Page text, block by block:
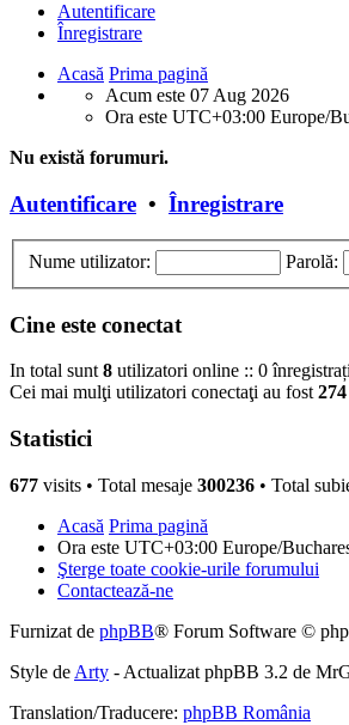
Autentificare
Înregistrare
Acasă Prima pagină
Acum este 07 Aug 2026
Ora este UTC+03:00 Europe/
Nu există forumuri.
Autentificare • Înregistrare
Nume utilizator: Parolă:
Cine este conectat
In total sunt8 utilizatori online :: 0
Cei mai mulţi utilizatori conectaţi au fost274
Statistici
677 visits • Total mesaje 300236 • Total
Acasă Prima pagină
Ora este UTC+03:00 Europe/
Şterge toate cookie-urile forumului
Contactează-ne
Furnizat de phpBB® Forum Software ©
Style de Arty - Actualizat phpBB 3.2 de
Translation/Traducere: phpBB România